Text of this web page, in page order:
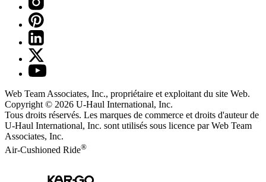
Web Team Associates, Inc., propriétaire et exploitant du site Web.
Copyright © 2026 U-Haul International, Inc.
Tous droits réservés. Les marques de commerce et droits d'auteur de
U-Haul International, Inc. sont utilisés sous licence par Web Team
Associates, Inc.
Air-Cushioned Ride®